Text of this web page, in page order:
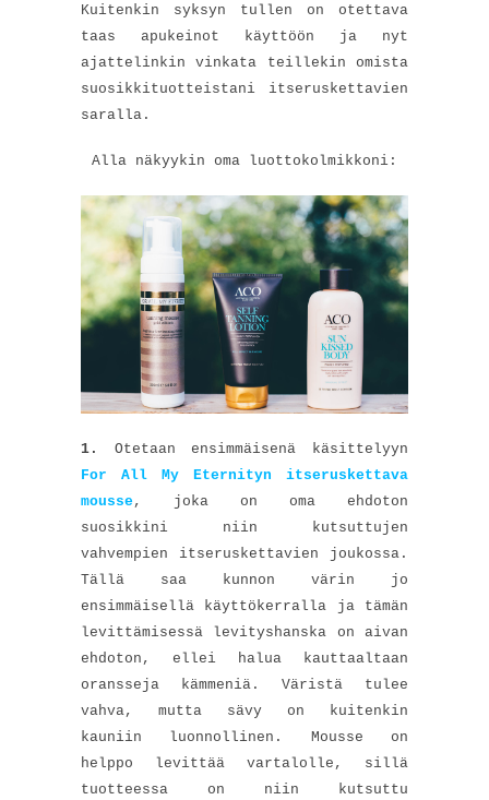
Kuitenkin syksyn tullen on otettava
taas apukeinot käyttöön ja nyt
ajattelinkin vinkata teillekin omista
suosikkituotteistani itseruskettavien
saralla.
Alla näkyykin oma luottokolmikkoni:
1.
Otetaan ensimmäisenä käsittelyyn
For All My Eternityn itseruskettava
mousse, joka on oma ehdoton
suosikkini niin kutsuttujen
vahvempien itseruskettavien joukossa.
Tällä saa kunnon värin jo
ensimmäisellä käyttökerralla ja tämän
levittämisessä levityshanska on aivan
ehdoton, ellei halua kauttaaltaan
oransseja kämmeniä. Väristä tulee
vahva, mutta sävy on kuitenkin
kauniin luonnollinen. Mousse on
helppo levittää vartalolle, sillä
tuotteessa on niin kutsuttu